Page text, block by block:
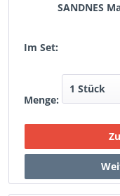
SANDNES
Im Set:
Menge: